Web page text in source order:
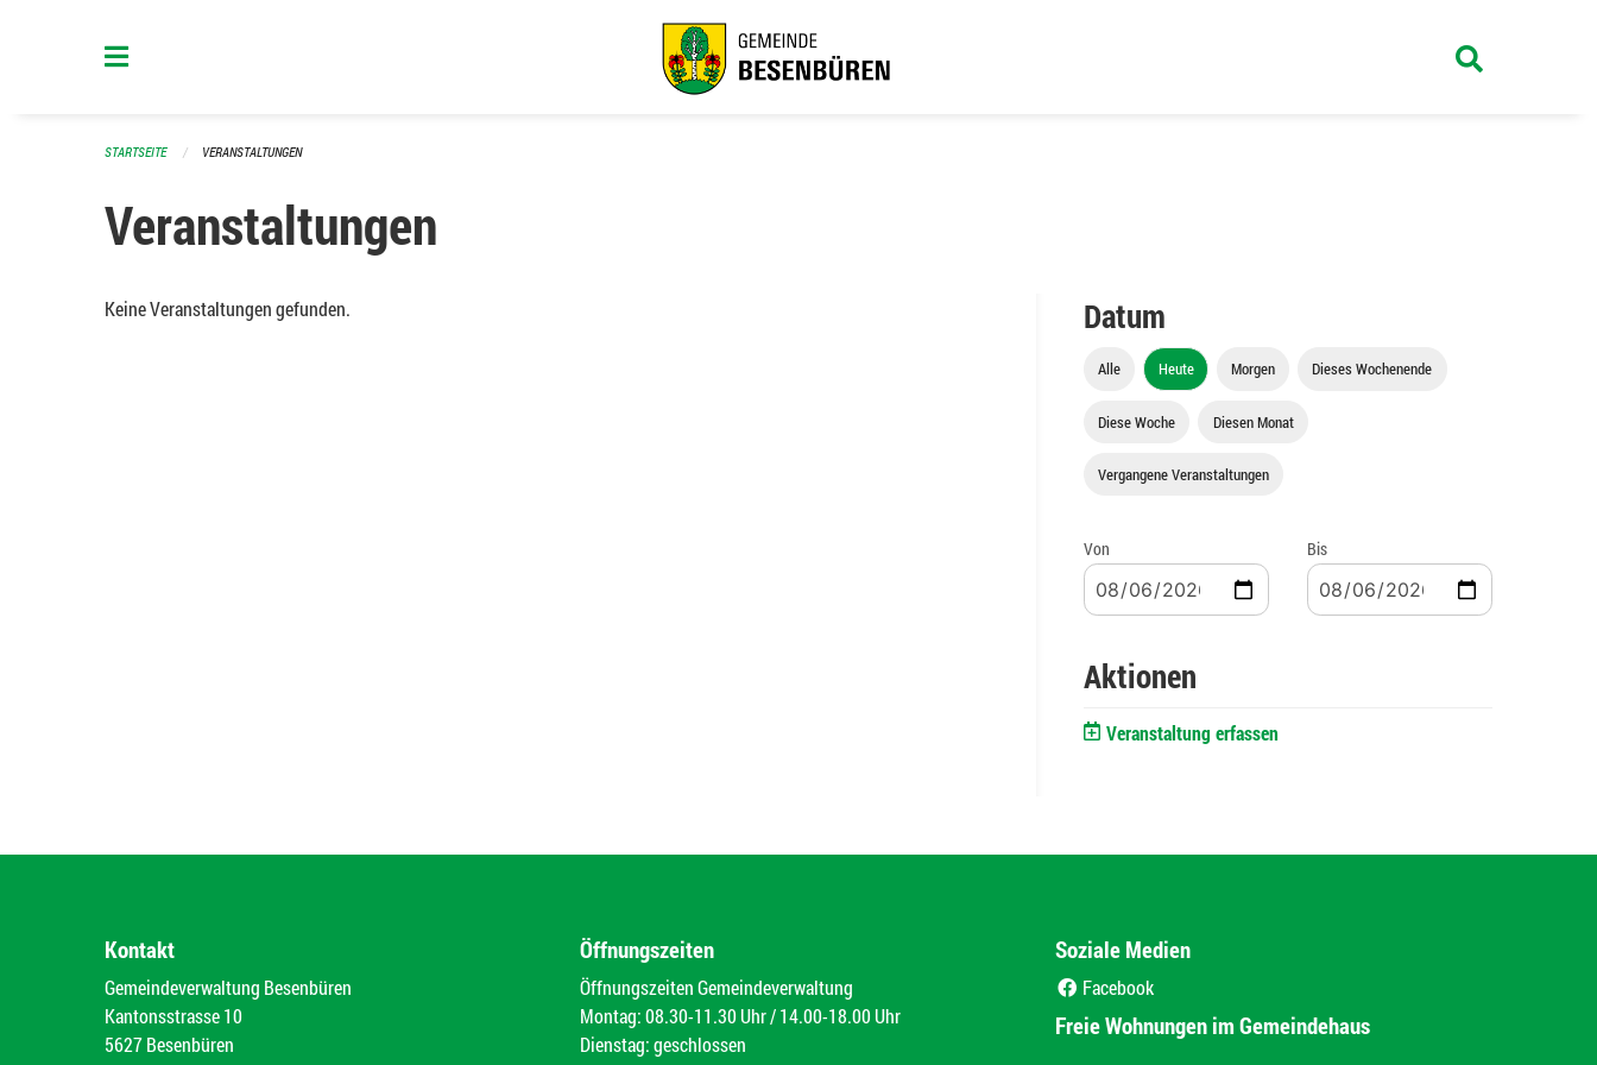
STARTSEITE VERANSTALTUNGEN
Veranstaltungen
Keine Veranstaltungen gefunden. Datum
Alle Heute Morgen Dieses Wochenende
Diese Woche Diesen Monat
Vergangene Veranstaltungen
Von Bis
Aktionen
Veranstaltung erfassen
Kontakt
Gemeindeverwaltung Besenbüren
Kantonsstrasse 10
5627 Besenbüren
Öffnungszeiten
Öffnungszeiten Gemeindeverwaltung
Montag: 08.30-11.30 Uhr / 14.00-18.00 Uhr
Dienstag: geschlossen
Soziale Medien
Facebook
Freie Wohnungen im Gemeindehaus